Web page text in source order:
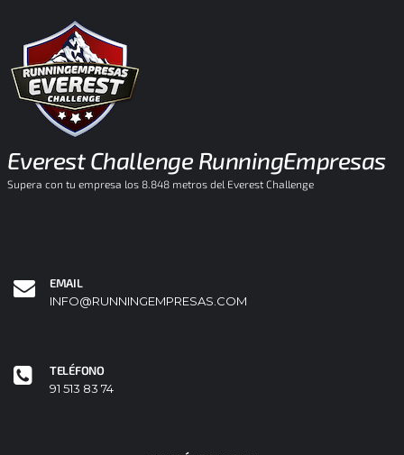
Everest Challenge RunningEmpresas
Supera con tu empresa los 8.848 metros del Everest Challenge
EMAIL
INFO@RUNNINGEMPRESAS.COM
TELÉFONO
91 513 83 74